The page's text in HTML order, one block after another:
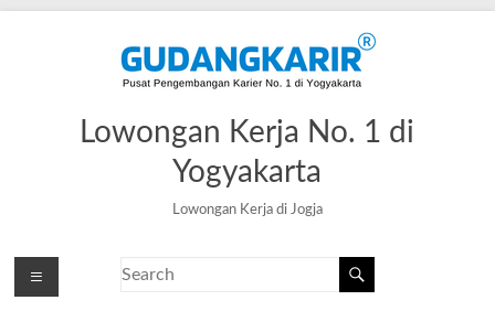
Lowongan Kerja No. 1 di
Yogyakarta
Lowongan Kerja di Jogja